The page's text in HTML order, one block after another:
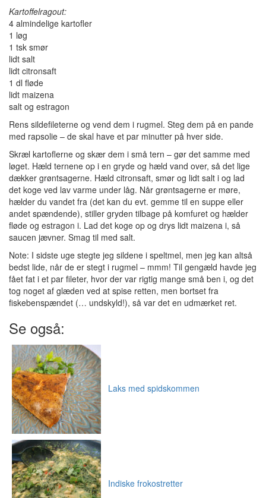
Kartoffelragout:
4 almindelige kartofler
1 løg
1 tsk smør
lidt salt
lidt citronsaft
1 dl fløde
lidt maizena
salt og estragon
Rens sildefileterne og vend dem i rugmel. Steg dem på en pande
med rapsolie – de skal have et par minutter på hver side.
Skræl kartoflerne og skær dem i små tern – gør det samme med
løget. Hæld ternene op i en gryde og hæld vand over, så det lige
dækker grøntsagerne. Hæld citronsaft, smør og lidt salt i og lad
det koge ved lav varme under låg. Når grøntsagerne er møre,
hælder du vandet fra (det kan du evt. gemme til en suppe eller
andet spændende), stiller gryden tilbage på komfuret og hælder
fløde og estragon i. Lad det koge op og drys lidt maizena i, så
saucen jævner. Smag til med salt.
Note: I sidste uge stegte jeg sildene i speltmel, men jeg kan altså
bedst lide, når de er stegt i rugmel – mmm! Til gengæld havde jeg
fået fat i et par fileter, hvor der var rigtig mange små ben i, og det
tog noget af glæden ved at spise retten, men bortset fra
fiskebenspændet (… undskyld!), så var det en udmærket ret.
Se også:
Laks med spidskommen
Indiske frokostretter